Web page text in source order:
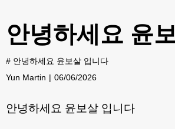
안녕하세요 윤
# 안녕하세요 윤보살 입니다
Yun Martin
06/06/2026
안녕하세요 윤보살 입니다